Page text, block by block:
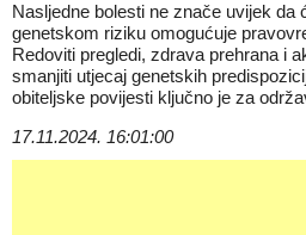
Nasljedne bolesti ne znače uvijek da
genetskom riziku omogućuje
Redoviti pregledi, zdrava prehrana i
smanjiti utjecaj genetskih
obiteljske povijesti ključno je za
17.11.2024. 16:01:00